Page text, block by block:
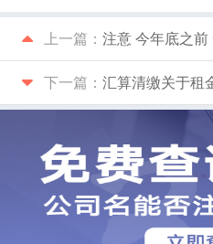
上一篇： 注意 今年底之前 一般
下一篇： 汇算清缴关于租